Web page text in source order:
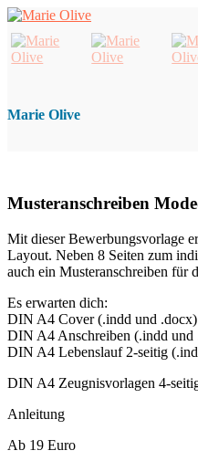
Marie Olive
Musteranschreiben
Mit dieser Bewerbungsvorlage
Layout. Neben 8 Seiten zum
auch ein Musteranschreiben für
Es erwarten dich:
DIN A4 Cover (.indd und .docx)
DIN A4 Anschreiben (.indd und
DIN A4 Lebenslauf 2-seitig
DIN A4 Zeugnisvorlagen 4-
Anleitung
Ab 19 Euro